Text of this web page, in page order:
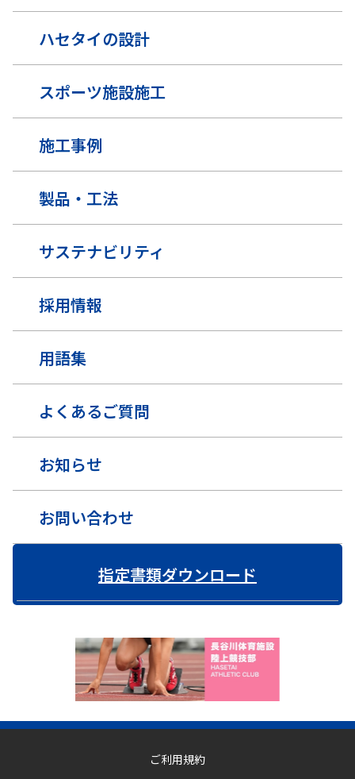
ハセタイの設計
スポーツ施設施工
施工事例
製品・工法
サステナビリティ
採用情報
用語集
よくあるご質問
お知らせ
お問い合わせ
指定書類ダウンロード
ご利用規約